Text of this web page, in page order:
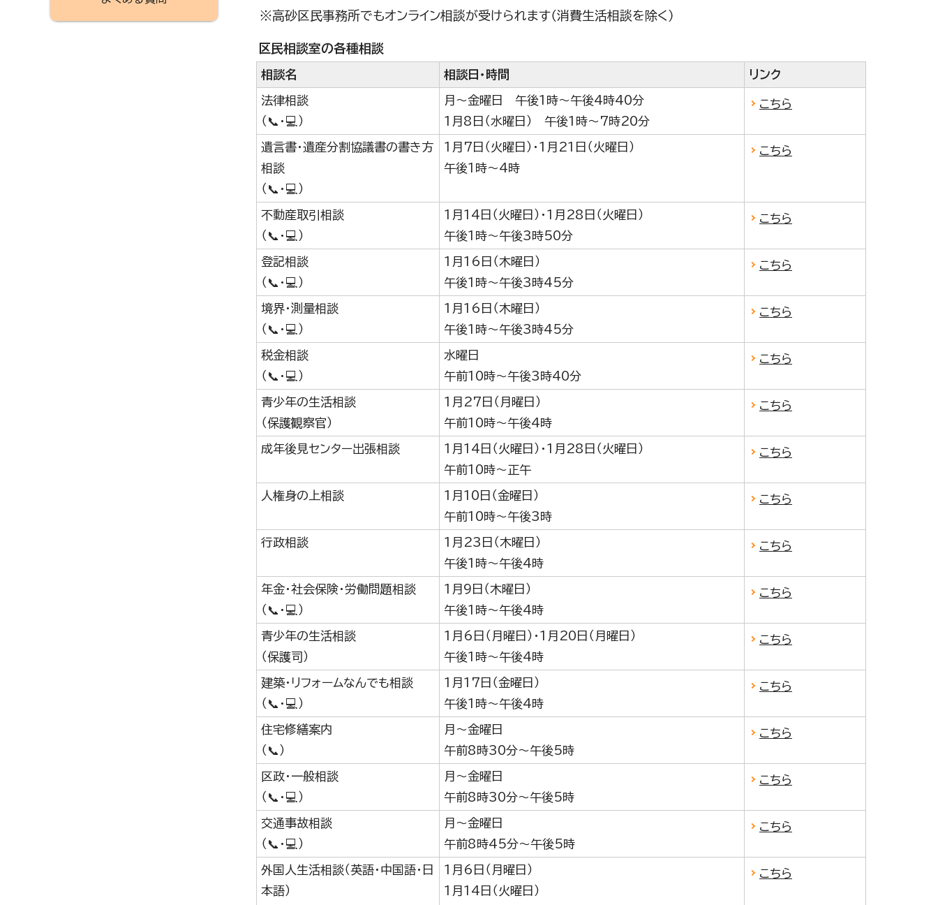
※高砂区民事務所でもオンライン相談が受けられます（消費生活相談を除く）
区民相談室の各種相談
相談名 相談日・時間 リンク
法律相談
（📞・💻）
月～金曜日 午後1時～午後4時40分
1月8日（水曜日） 午後1時～7時20分
こちら
遺言書・遺産分割協議書の書き方
相談
（📞・💻）
1月7日（火曜日）・1月21日（火曜日）
午後1時～4時
こちら
不動産取引相談
（📞・💻）
1月14日（火曜日）・1月28日（火曜日）
午後1時～午後3時50分
こちら
登記相談
（📞・💻）
1月16日（木曜日）
午後1時～午後3時45分
こちら
境界・測量相談
（📞・💻）
1月16日（木曜日）
午後1時～午後3時45分
こちら
税金相談
（📞・💻）
水曜日
午前10時～午後3時40分
こちら
青少年の生活相談
（保護観察官）
1月27日（月曜日）
午前10時～午後4時
こちら
成年後見センター出張相談
1月14日（火曜日）・1月28日（火曜日）
午前10時～正午
こちら
人権身の上相談
1月10日（金曜日）
午前10時～午後3時
こちら
行政相談
1月23日（木曜日）
午後1時～午後4時
こちら
年金・社会保険・労働問題相談
（📞・💻）
1月9日（木曜日）
午後1時～午後4時
こちら
青少年の生活相談
（保護司）
1月6日（月曜日）・1月20日（月曜日）
午後1時～午後4時
こちら
建築・リフォームなんでも相談
（📞・💻）
1月17日（金曜日）
午後1時～午後4時
こちら
住宅修繕案内
（📞）
月～金曜日
午前8時30分～午後5時
こちら
区政・一般相談
（📞・💻）
月～金曜日
午前8時30分～午後5時
こちら
交通事故相談
（📞・💻）
月～金曜日
午前8時45分～午後5時
こちら
外国人生活相談（英語・中国語・日
本語）
1月6日（月曜日）
1月14日（火曜日）
こちら